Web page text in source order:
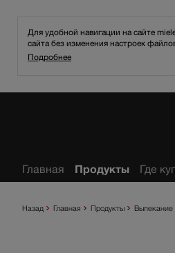
Для удобной навигации на сайте
сайта без изменения настроек
Подробнее
Назад Главная Продукты Выпекание
Главная Продукты Где